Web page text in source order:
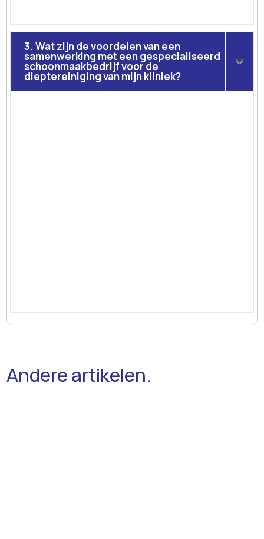
3. Wat zijn de voordelen van een
samenwerking met een gespecialiseerd
schoonmaakbedrijf voor de
dieptereiniging van mijn kliniek?
Andere artikelen.